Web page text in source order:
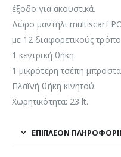
έξοδο για ακουστικά.
Δώρο μαντήλι multiscarf
με 12 διαφορετικούς
1 κεντρική θήκη.
1 μικρότερη τσέπη
Πλαϊνή θήκη κινητού.
Χωρητικότητα: 23 lt.
ΕΠΙΠΛΈΟΝ